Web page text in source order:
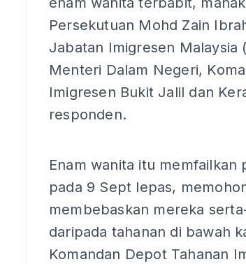
Persekutuan Mohd Zain
Jabatan Imigresen Malaysia
Menteri Dalam Negeri,
Imigresen Bukit Jalil dan
responden.
Enam wanita itu
pada 9 Sept lepas,
membebaskan mereka
daripada tahanan di bawah
Komandan Depot Tahanan